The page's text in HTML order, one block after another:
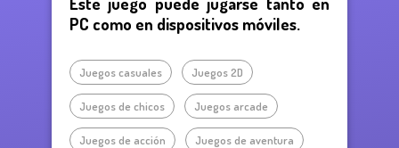
PC como en dispositivos móviles.
Juegos casuales Juegos 2D
Juegos de chicos Juegos arcade
Juegos de acción Juegos de aventura